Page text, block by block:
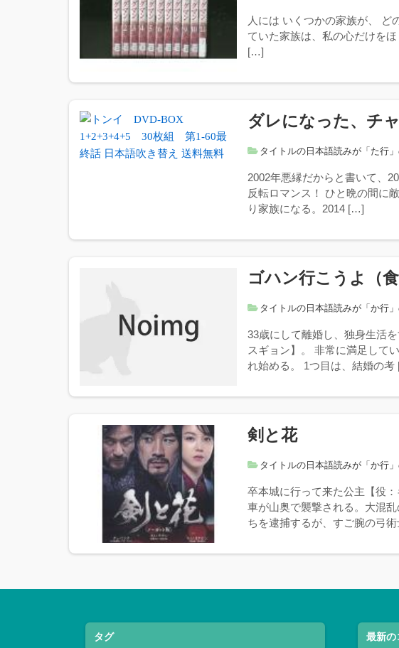
人には いくつかの家族が、 ど
ていた家族は、私の心だけを
[…]
ダレになった、チ
タイトルの日本語読みが「た行
2002年悪縁だからと書いて、
反転ロマンス！ ひと晩の間に
り家族になる。2014 […]
ゴハン行こうよ（
タイトルの日本語読みが「か行
33歳にして離婚し、独身生活
スギョン】。 非常に満足して
れ始める。 1つ目は、結婚の
剣と花
タイトルの日本語読みが「か行
卒本城に行って来た公主【役
車が山奥で襲撃される。大混
ちを逮捕するが、すご腕の弓
タグ 最新の